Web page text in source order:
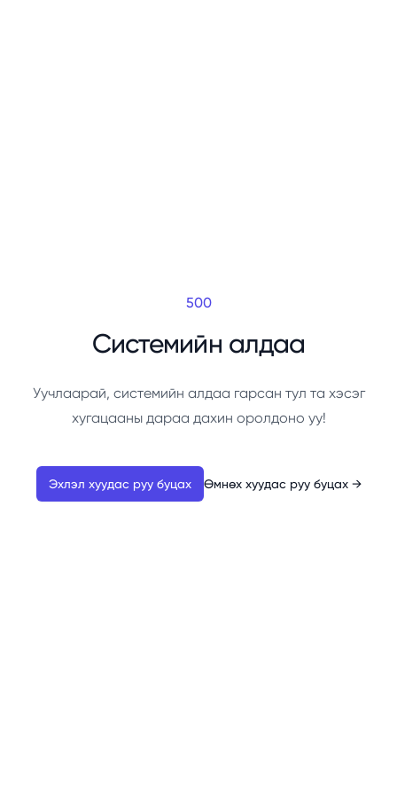
500
Системийн алдаа
Уучлаарай, системийн алдаа гарсан тул та хэсэг
хугацааны дараа дахин оролдоно уу!
Эхлэл хуудас руу буцах Өмнөх хуудас руу буцах →